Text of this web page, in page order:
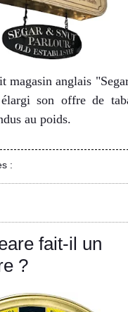
magasin anglais
son offre de
au poids.
:
fait-il un
?